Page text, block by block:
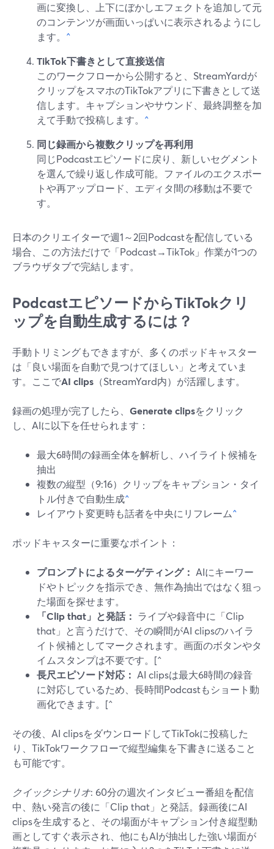
画に変換し、上下にぼかしエフェクトを追加して元
のコンテンツが画面いっぱいに表示されるようにし
ます。 ^
TikTok下書きとして直接送信
このワークフローから公開すると、StreamYardが
クリップをスマホのTikTokアプリに下書きとして送
信します。キャプションやサウンド、最終調整を加
えて手動で投稿します。 ^
同じ録画から複数クリップを再利用
同じPodcastエピソードに戻り、新しいセグメント
を選んで繰り返し作成可能。ファイルのエクスポー
トや再アップロード、エディタ間の移動は不要で
す。
日本のクリエイターで週1～2回Podcastを配信している
場合、この方法だけで「Podcast→TikTok」作業が1つの
ブラウザタブで完結します。
PodcastエピソードからTikTokクリ
ップを自動生成するには？
手動トリミングもできますが、多くのポッドキャスター
は「良い場面を自動で見つけてほしい」と考えていま
す。ここでAI clips （StreamYard内）が活躍します。
録画の処理が完了したら、 Generate clipsをクリック
し、AIに以下を任せられます：
最大6時間の録画全体を解析し、ハイライト候補を
抽出
複数の縦型（9:16）クリップをキャプション・タイ
トル付きで自動生成^
レイアウト変更時も話者を中央にリフレーム^
ポッドキャスターに重要なポイント：
プロンプトによるターゲティング： AIにキーワー
ドやトピックを指示でき、無作為抽出ではなく狙っ
た場面を探せます。
「Clip that」と発話： ライブや録音中に「Clip
that」と言うだけで、その瞬間がAI clipsのハイラ
イト候補としてマークされます。画面のボタンやタ
イムスタンプは不要です。[^
長尺エピソード対応： AI clipsは最大6時間の録音
に対応しているため、長時間Podcastもショート動
画化できます。[^
その後、AI clipsをダウンロードしてTikTokに投稿した
り、TikTokワークフローで縦型編集を下書きに送ること
も可能です。
クイックシナリオ: 60分の週次インタビュー番組を配信
中、熱い発言の後に「Clip that」と発話。録画後にAI
clipsを生成すると、その場面がキャプション付き縦型動
画としてすぐ表示され、他にもAIが抽出した強い場面が